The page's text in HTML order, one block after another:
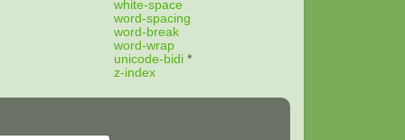
white-space
word-spacing
word-break
word-wrap
unicode-bidi *
z-index